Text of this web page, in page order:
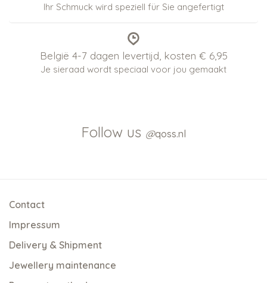
Ihr Schmuck wird speziell für Sie angefertigt
België 4-7 dagen levertijd, kosten € 6,95
Je sieraad wordt speciaal voor jou gemaakt
Follow us @qoss.nl
Contact
Impressum
Delivery & Shipment
Jewellery maintenance